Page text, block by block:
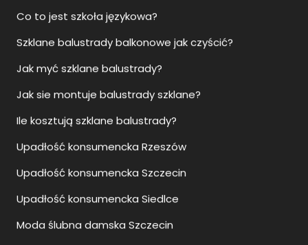
Jak myć szklane balustrady?
Jak sie montuje balustrady szklane?
Ile kosztują szklane balustrady?
Upadłość konsumencka Rzeszów
Upadłość konsumencka Szczecin
Upadłość konsumencka Siedlce
Moda ślubna damska Szczecin
Moda ślubna Szczecin
Salon sukien ślubnych Szczecin